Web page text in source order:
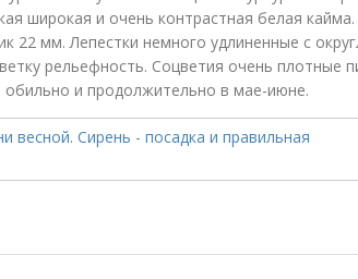
широкая и очень контрастная белая
22 мм. Лепестки немного удлиненные с
рельефность. Соцветия очень плотные
и продолжительно в мае-июне.